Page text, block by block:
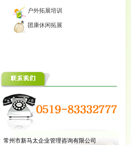
户外拓展培训
团康休闲拓展
常州市新马太企业管理咨询有限公司